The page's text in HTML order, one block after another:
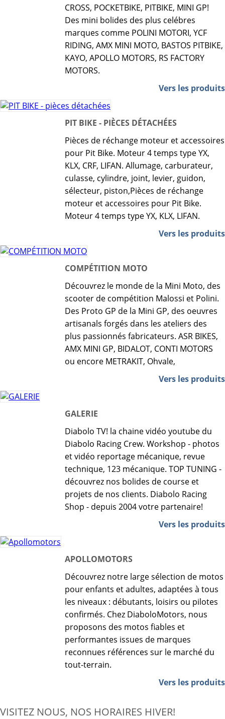
CROSS, POCKETBIKE, PITBIKE, MINI GP!
Des mini bolides des plus celébres
marques comme POLINI MOTORI, YCF
RIDING, AMX MINI MOTO, BASTOS PITBIKE,
KAYO, APOLLO MOTORS, RS FACTORY
MOTORS.
Vers les produits
PIT BIKE - PIÈCES DÉTACHÉES
Pièces de réchange moteur et accessoires
pour Pit Bike. Moteur 4 temps type YX,
KLX, CRF, LIFAN. Allumage, carburateur,
culasse, cylindre, joint, levier, guidon,
sélecteur, piston,Pièces de réchange
moteur et accessoires pour Pit Bike.
Moteur 4 temps type YX, KLX, LIFAN.
Vers les produits
COMPÉTITION MOTO
Découvrez le monde de la Mini Moto, des
scooter de compétition Malossi et Polini.
Des Proto GP de la Mini GP, des oeuvres
artisanals forgés dans les ateliers des
plus passionnés fabricateurs. ASR BIKES,
AMX MINI GP, BIDALOT, CONTI MOTORS
ou encore METRAKIT, Ohvale,
Vers les produits
GALERIE
Diabolo TV! la chaine vidéo youtube du
Diabolo Racing Crew. Workshop - photos
et vidéo reportage mécanique, revue
technique, 123 mécanique. TOP TUNING -
découvrez nos bolides de course et
projets de nos clients. Diabolo Racing
Shop - depuis 2004 votre partenaire!
Vers les produits
APOLLOMOTORS
Découvrez notre large sélection de motos
pour enfants et adultes, adaptées à tous
les niveaux : débutants, loisirs ou pilotes
confirmés. Chez DiaboloMotors, nous
proposons des motos fiables et
performantes issues de marques
reconnues références sur le marché du
tout-terrain.
Vers les produits
VISITEZ NOUS, NOS HORAIRES HIVER!